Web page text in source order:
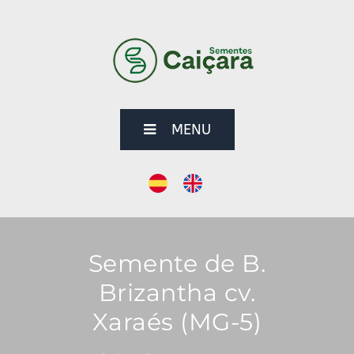
MENU
Semente de B.
Brizantha cv.
Xaraés (MG-5)